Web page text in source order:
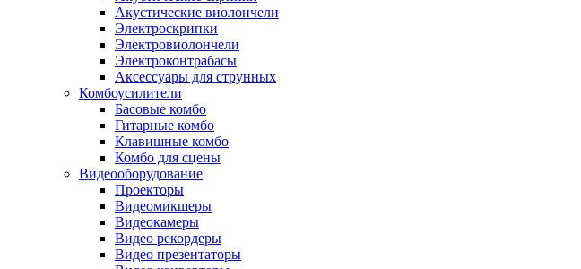
Акустические виолончели
Электроскрипки
Электровиолончели
Электроконтрабасы
Аксессуары для струнных
Комбоусилители
Басовые комбо
Гитарные комбо
Клавишные комбо
Комбо для сцены
Видеооборудование
Проекторы
Видеомикшеры
Видеокамеры
Видео рекордеры
Видео презентаторы